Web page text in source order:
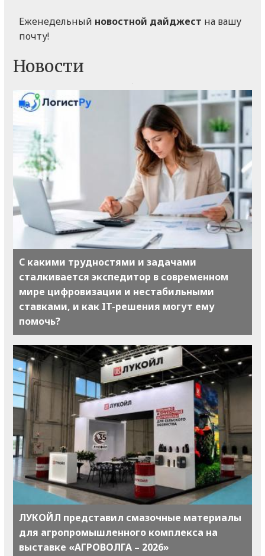
Еженедельный новостной дайджест на вашу
почту!
Новости
С какими трудностями и задачами
сталкивается экспедитор в современном
мире цифровизации и нестабильными
ставками, и как IT-решения могут ему
помочь?
ЛУКОЙЛ представил смазочные материалы
для агропромышленного комплекса на
выставке «АГРОВОЛГА – 2026»